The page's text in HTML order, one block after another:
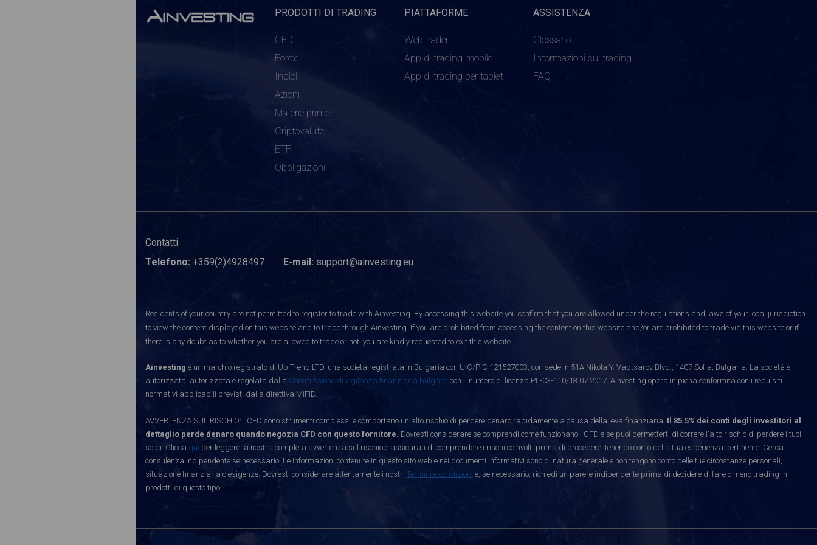
PRODOTTI DI TRADING
CFD
Forex
Indici
Azioni
Materie prime
Criptovalute
ETF
Obbligazioni
PIATTAFORME
WebTrader
App di trading mobile
App di trading per tablet
ASSISTENZA
Glossario
Informazioni sul trading
FAQ
Contatti
Telefono: +359(2)4928497 E-mail: support@ainvesting.eu
Residents of your country are not permitted to register to trade with Ainvesting. By accessing this website you confirm that you are allowed under the regulations and laws of your local jurisdiction
to view the content displayed on this website and to trade through Ainvesting. If you are prohibited from accessing the content on this website and/or are prohibited to trade via this website or if
there is any doubt as to whether you are allowed to trade or not, you are kindly requested to exit this website.
Ainvesting è un marchio registrato di Up Trend LTD, una società registrata in Bulgaria con UIC/PIC 121527003, con sede in 51A Nikola Y. Vaptsarov Blvd., 1407 Sofia, Bulgaria. La società è
autorizzata, autorizzata e regolata dalla Commissione di vigilanza finanziaria bulgara con il numero di licenza РГ-03-110/13.07.2017. Ainvesting opera in piena conformità con i requisiti
normativi applicabili previsti dalla direttiva MiFID.
AVVERTENZA SUL RISCHIO: I CFD sono strumenti complessi e comportano un alto rischio di perdere denaro rapidamente a causa della leva finanziaria. Il 85.5% dei conti degli investitori al
dettaglio perde denaro quando negozia CFD con questo fornitore. Dovresti considerare se comprendi come funzionano i CFD e se puoi permetterti di correre l'alto rischio di perdere i tuoi
soldi. Clicca qui per leggere la nostra completa avvertenza sul rischio e assicurati di comprendere i rischi coinvolti prima di procedere, tenendo conto della tua esperienza pertinente. Cerca
consulenza indipendente se necessario. Le informazioni contenute in questo sito web e nei documenti informativi sono di natura generale e non tengono conto delle tue circostanze personali,
situazione finanziaria o esigenze. Dovresti considerare attentamente i nostri Termini e condizioni e, se necessario, richiedi un parere indipendente prima di decidere di fare o meno trading in
prodotti di questo tipo.